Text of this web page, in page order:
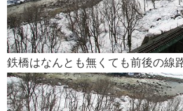
鉄橋はなんとも無くても前後の線